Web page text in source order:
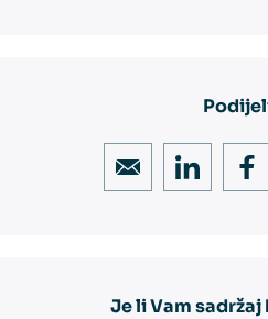
Je li Vam